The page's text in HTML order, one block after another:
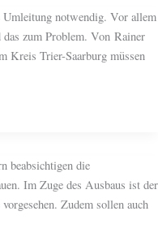
notwendig. Vor allem
zum Problem. Von Rainer
Kreis Trier-Saarburg müssen
beabsichtigen die
Im Zuge des Ausbaus ist der
Zudem sollen auch